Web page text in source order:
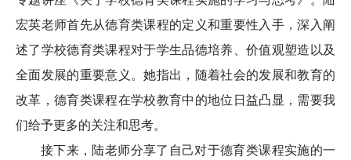
宏英老师首先从德育类课程的定义和重要性入手，深入阐
述了学校德育类课程对于学生品德培养、价值观塑造以及
全面发展的重要意义。她指出，随着社会的发展和教育的
改革，德育类课程在学校教育中的地位日益凸显，需要我
们给予更多的关注和思考。
接下来，陆老师分享了自己对于德育类课程实施的一